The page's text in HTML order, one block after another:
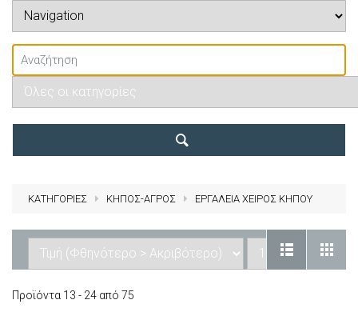
ΚΑΤΗΓΟΡΙΕΣ ΚΗΠΟΣ-ΑΓΡΟΣ ΕΡΓΑΛΕΙΑ ΧΕΙΡΟΣ ΚΗΠΟΥ
Προϊόντα 13 - 24 από 75